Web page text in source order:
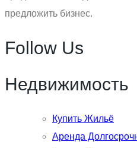
предложить бизнес.
Follow Us
Недвижимость
Купить Жильё
Аренда